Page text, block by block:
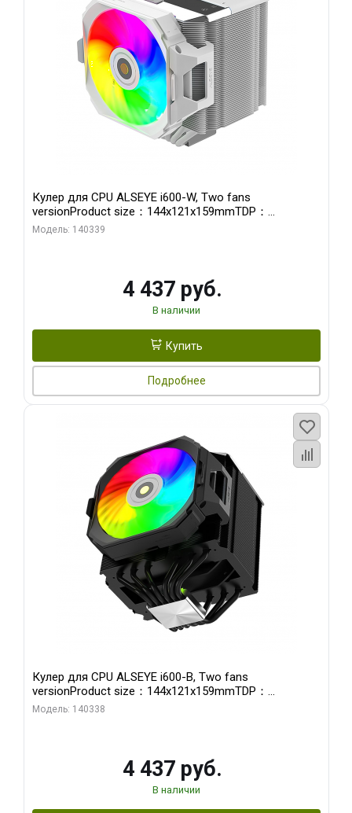
Кулер для CPU ALSEYE i600-W, Two fans
versionProduct size：144x121x159mmTDP：
270WSoldering technology CD textureApplication:Intel：
Модель: 140339
4 437 руб.
В наличии
Купить
Подробнее
Кулер для CPU ALSEYE i600-B, Two fans
versionProduct size：144x121x159mmTDP：
270WSoldering technology CD textureApplication:Intel：
Модель: 140338
4 437 руб.
В наличии